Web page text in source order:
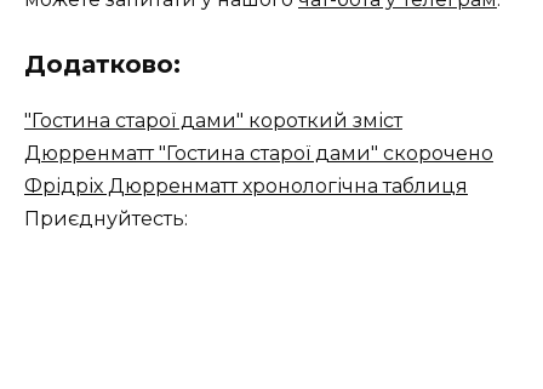
Додатково:
"Гостина старої дами" короткий зміст
Дюрренматт "Гостина старої дами" скорочено
Фрідріх Дюрренматт хронологічна таблиця
Приєднуйтесть: